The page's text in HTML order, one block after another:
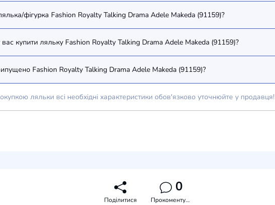
фігурка Fashion Royalty Talking Drama Adele Makeda (91159)?
купити ляльку Fashion Royalty Talking Drama Adele Makeda (91159)?
Fashion Royalty Talking Drama Adele Makeda (91159)?
ляльки всі необхідні характеристики обов'язково уточнюйте у продавця!
Поділитися
0
Прокоментувати